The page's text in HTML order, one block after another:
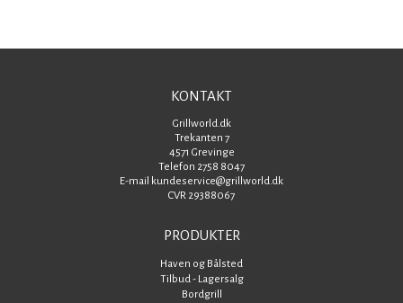
KONTAKT
Grillworld.dk
Trekanten 7
4571 Grevinge
Telefon 2758 8047
E-mail kundeservice@grillworld.dk
CVR 29388067
PRODUKTER
Haven og Bålsted
Tilbud - Lagersalg
Bordgrill